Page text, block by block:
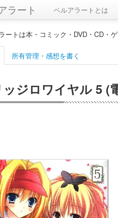
ラート ベルアラートとは
ートは本・コミック・DVD・CD・
所有管理・感想を書く
ッジロワイヤル 5 (